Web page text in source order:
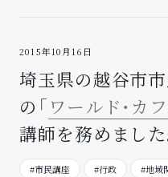
2015年10月16日
埼玉県の越谷市
の「ワールド・カ
講師を務めました
#市民講座 #行政 #地域